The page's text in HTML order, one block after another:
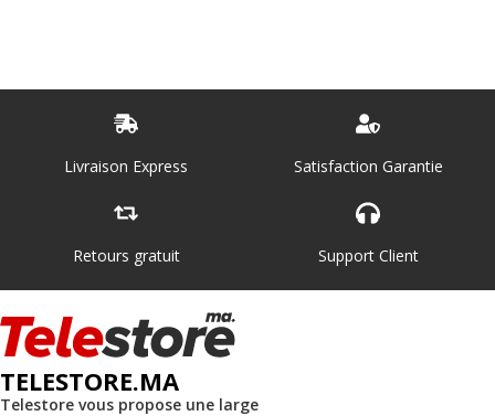
Livraison Express Satisfaction Garantie
Retours gratuit Support Client
TELESTORE.MA
Telestore vous propose une large